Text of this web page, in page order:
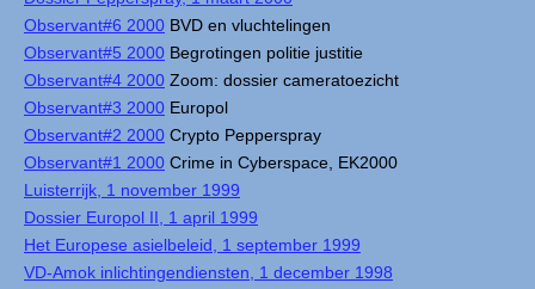
Observant#6 2000 BVD en vluchtelingen
Observant#5 2000 Begrotingen politie justitie
Observant#4 2000 Zoom: dossier cameratoezicht
Observant#3 2000 Europol
Observant#2 2000 Crypto Pepperspray
Observant#1 2000 Crime in Cyberspace, EK2000
Luisterrijk, 1 november 1999
Dossier Europol II, 1 april 1999
Het Europese asielbeleid, 1 september 1999
VD-Amok inlichtingendiensten, 1 december 1998